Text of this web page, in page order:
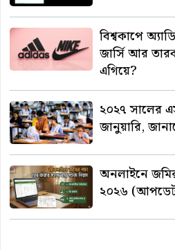
বিশ্বকাপে
জার্সি আর
এগিয়ে?
২০২৭ সালের
জানুয়ারি,
অনলাইনে
২০২৬